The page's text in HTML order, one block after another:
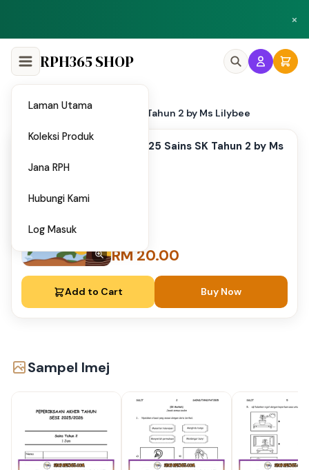
×
Laman Utama
Koleksi Produk
Jana RPH
Hubungi Kami
Log Masuk
RPH365 SHOP
Home PAT 2025 Sains SK Tahun 2 by Ms Lilybee
PAT 2025 Sains SK Tahun 2 by Ms
RM 20.00
Add to Cart Buy Now
Sampel Imej